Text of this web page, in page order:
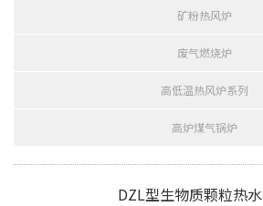
矿粉热风炉
废气燃烧炉
高低温热风炉系列
高炉煤气锅炉
DZL型生物质颗粒热